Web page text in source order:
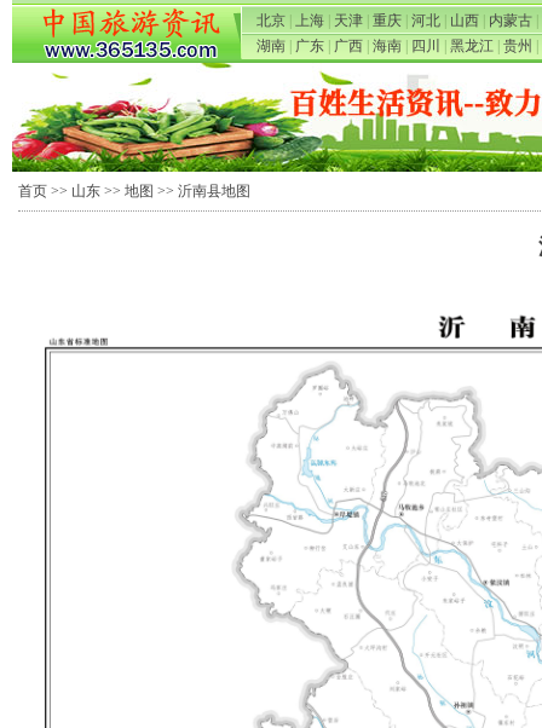
北京 上海 天津 重庆 河北 山西 内蒙古
湖南
广东 广西 海南 四川 黑龙江 贵州
首页 >> 山东 >> 地图 >> 沂南县地图